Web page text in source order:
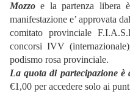
Mozzo e la partenza libera
manifestazione e’ approvata
comitato provinciale
concorsi IVV
podismo rosa provinciale.
La quota di partecipazione è
€1,00 per accedere solo ai